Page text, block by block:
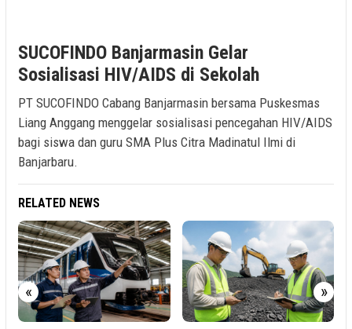
SUCOFINDO Banjarmasin Gelar
Sosialisasi HIV/AIDS di Sekolah
PT SUCOFINDO Cabang Banjarmasin bersama Puskesmas
Liang Anggang menggelar sosialisasi pencegahan HIV/AIDS
bagi siswa dan guru SMA Plus Citra Madinatul Ilmi di
Banjarbaru.
RELATED NEWS
« »